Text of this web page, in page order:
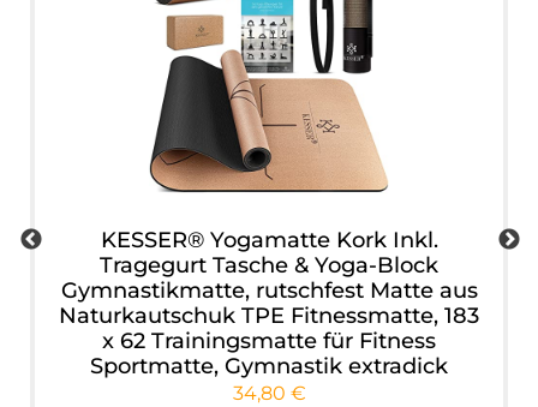
KESSER® Yogamatte Kork Inkl.
Tragegurt Tasche & Yoga-Block
Gymnastikmatte, rutschfest Matte aus
Naturkautschuk TPE Fitnessmatte, 183
x 62 Trainingsmatte für Fitness
Sportmatte, Gymnastik extradick
34,80 €